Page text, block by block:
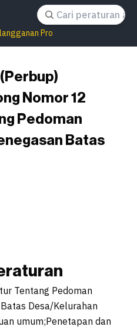
Pro
Nomor 12
Pedoman
Batas
Tentang Pedoman
Desa/Kelurahan
umum;Penetapan dan